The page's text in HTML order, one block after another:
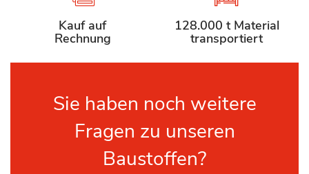
Kauf auf
Rechnung
128.000 t Material
transportiert
Sie haben noch weitere
Fragen zu unseren
Baustoffen?